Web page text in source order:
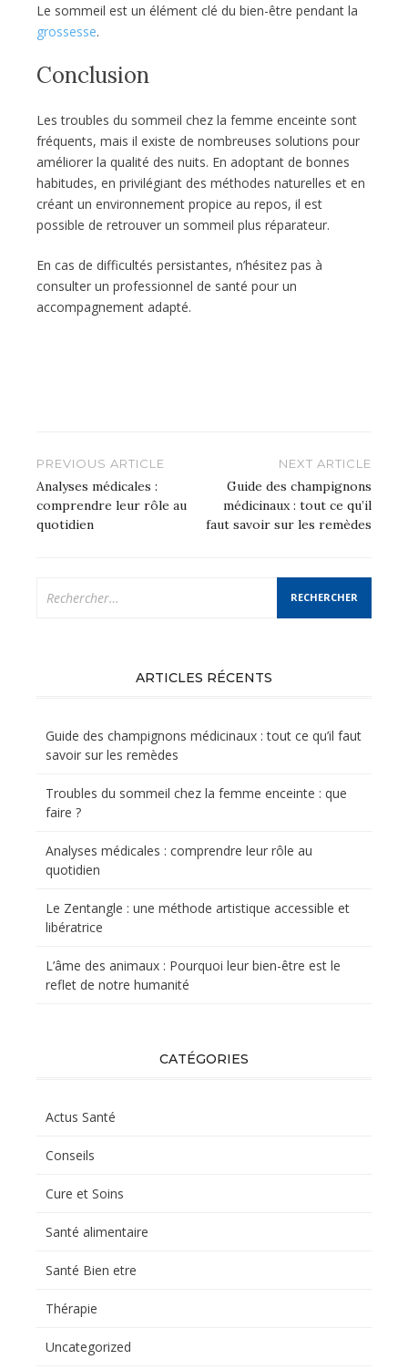
Le sommeil est un élément clé du bien-être pendant la
grossesse.
Conclusion
Les troubles du sommeil chez la femme enceinte sont
fréquents, mais il existe de nombreuses solutions pour
améliorer la qualité des nuits. En adoptant de bonnes
habitudes, en privilégiant des méthodes naturelles et en
créant un environnement propice au repos, il est
possible de retrouver un sommeil plus réparateur.
En cas de difficultés persistantes, n’hésitez pas à
consulter un professionnel de santé pour un
accompagnement adapté.
Navigation
de
l’article
PREVIOUS ARTICLE
Analyses médicales :
comprendre leur rôle au
quotidien
NEXT ARTICLE
Guide des champignons
médicinaux : tout ce qu’il
faut savoir sur les remèdes
ARTICLES RÉCENTS
Guide des champignons médicinaux : tout ce qu’il faut
savoir sur les remèdes
Troubles du sommeil chez la femme enceinte : que
faire ?
Analyses médicales : comprendre leur rôle au
quotidien
Le Zentangle : une méthode artistique accessible et
libératrice
L’âme des animaux : Pourquoi leur bien-être est le
reflet de notre humanité
CATÉGORIES
Actus Santé
Conseils
Cure et Soins
Santé alimentaire
Santé Bien etre
Thérapie
Uncategorized